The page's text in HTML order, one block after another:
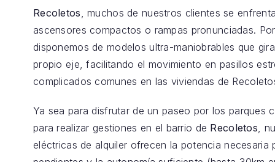
Recoletos , muchos de nuestros clientes se
ascensores compactos o rampas pronunciadas.
disponemos de modelos ultra-maniobrables que
propio eje, facilitando el movimiento en pasillos
complicados comunes en las viviendas de
Ya sea para disfrutar de un paseo por los parques
para realizar gestiones en el barrio de Recoletos ,
eléctricas de alquiler ofrecen la potencia necesaria